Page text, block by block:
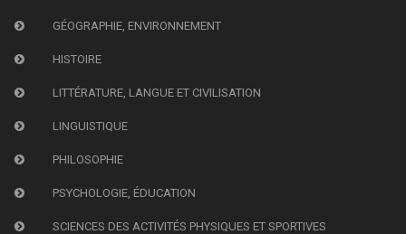
GÉOGRAPHIE, ENVIRONNEMENT
HISTOIRE
LITTÉRATURE, LANGUE ET CIVILISATION
LINGUISTIQUE
PHILOSOPHIE
PSYCHOLOGIE, ÉDUCATION
SCIENCES DES ACTIVITÉS PHYSIQUES ET SPORTIVES